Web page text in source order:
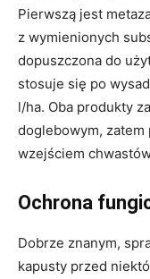
Pierwszą jest
z wymienionych
dopuszczona do
stosuje się po
l/ha. Oba produkty
doglebowym,
wzejściem
Ochrona
Dobrze znanym,
kapusty przed